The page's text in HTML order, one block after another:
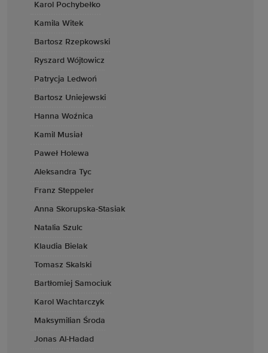
Karol Pochybełko
Kamila Witek
Bartosz Rzepkowski
Ryszard Wójtowicz
Patrycja Ledwoń
Bartosz Uniejewski
Hanna Woźnica
Kamil Musiał
Paweł Holewa
Aleksandra Tyc
Franz Steppeler
Anna Skorupska-Stasiak
Natalia Szulc
Klaudia Bielak
Tomasz Skalski
Bartłomiej Samociuk
Karol Wachtarczyk
Maksymilian Środa
Jonas Al-Hadad